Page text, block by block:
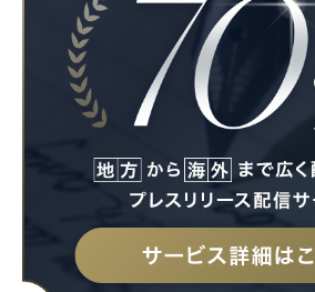
Japanese